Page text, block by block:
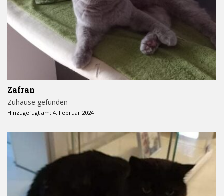
Zafran
Zuhause gefunden
Hinzugefügt am: 4. Februar 2024